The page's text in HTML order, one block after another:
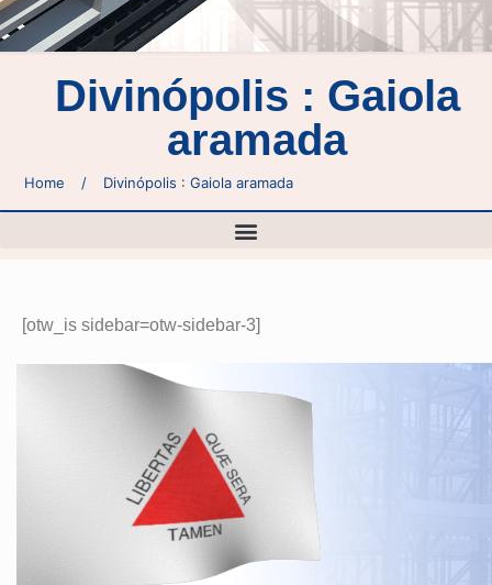
Divinópolis : Gaiola
aramada
Home / Divinópolis : Gaiola aramada
[otw_is sidebar=otw-sidebar-3]